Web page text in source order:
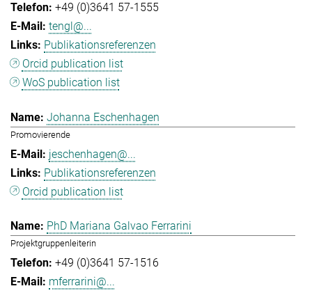
+49 (0)3641 57-1555
tengl@...
Publikationsreferenzen
Orcid publication list
WoS publication list
Johanna Eschenhagen
Promovierende
jeschenhagen@...
Publikationsreferenzen
Orcid publication list
PhD Mariana Galvao Ferrarini
Projektgruppenleiterin
+49 (0)3641 57-1516
mferrarini@...